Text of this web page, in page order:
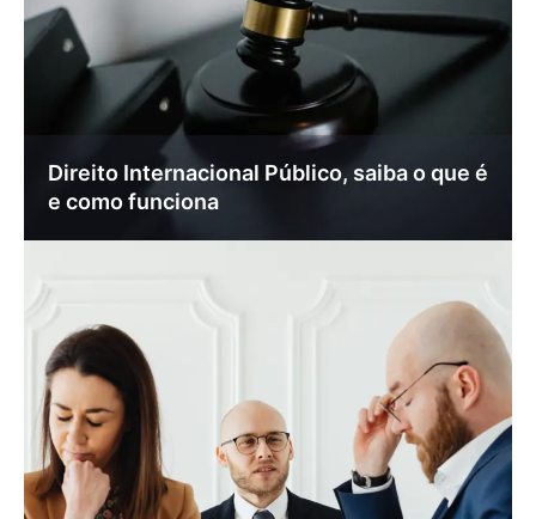
Direito Internacional Público, saiba o que é
e como funciona